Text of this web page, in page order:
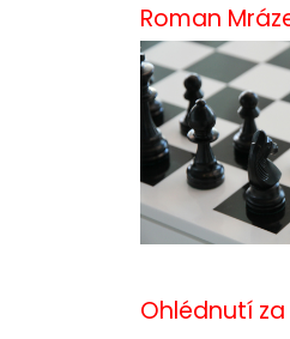
Roman
Ohlédnutí za